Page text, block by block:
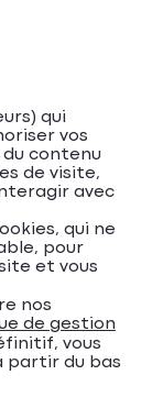
qui
vos
contenu
de visite,
avec
qui ne
pour
et vous
nos
de gestion
vous
partir du bas